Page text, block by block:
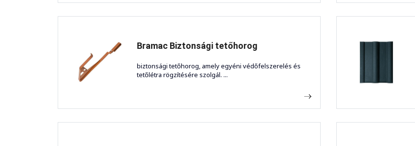
Bramac Biztonsági tetőhorog
biztonsági tetőhorog, amely egyéni védőfelszerelés és
tetőlétra rögzítésére szolgál. ...